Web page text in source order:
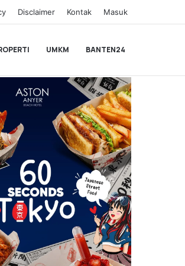
Disclaimer Kontak Masuk
UMKM BANTEN24